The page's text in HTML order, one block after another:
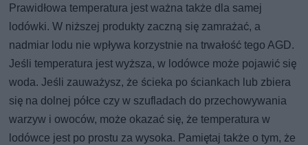
Prawidłowa temperatura jest ważna także dla samej
lodówki. W niższej produkty zaczną się zamrażać, a
nadmiar lodu nie wpływa korzystnie na trwałość tego AGD.
Jeśli temperatura jest wyższa, w lodówce może pojawić się
woda. Jeśli zauważysz, że ścieka po ściankach lub zbiera
się na dolnej półce czy w szufladach do przechowywania
warzyw i owoców, może okazać się, że temperatura w
lodówce jest po prostu za wysoka. Pamiętaj także o tym, że